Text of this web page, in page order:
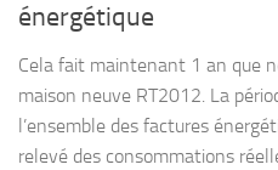
énergétique
Cela fait maintenant 1 an que
maison neuve RT2012. La
l’ensemble des factures
relevé des consommations